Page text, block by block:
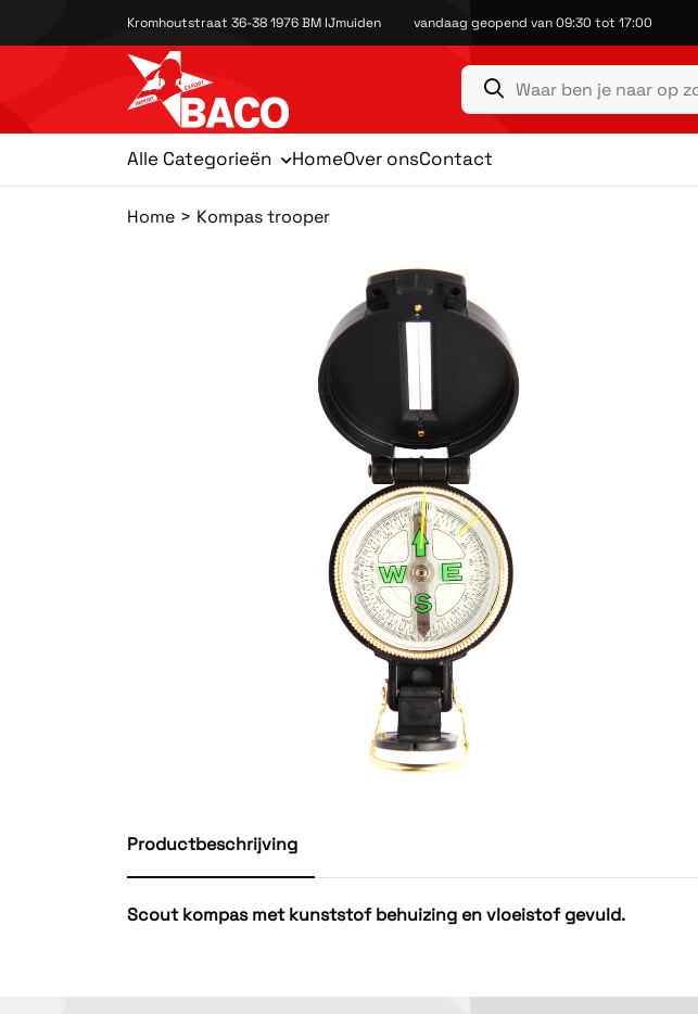
Kromhoutstraat 36-38 1976 BM IJmuiden vandaag geopend van 09:30 tot 17:00
Alle Categorieën HomeOver onsContact
Home Kompas trooper
Productbeschrijving
Scout kompas met kunststof behuizing en vloeistof gevuld.